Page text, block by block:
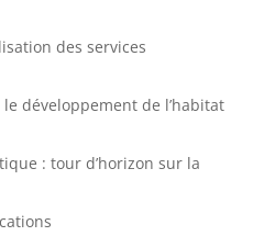
des services
le développement de l’habitat
: tour d’horizon sur la